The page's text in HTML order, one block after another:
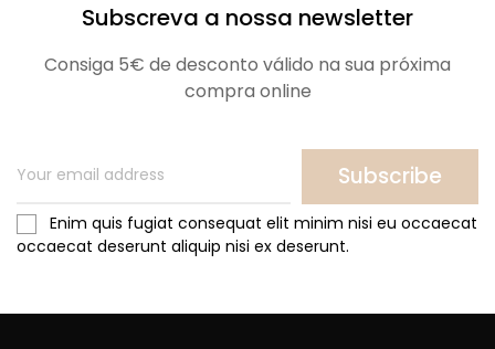
Subscreva a nossa newsletter
Consiga 5€ de desconto válido na sua próxima
compra online
Subscribe
Enim quis fugiat consequat elit minim nisi eu occaecat
occaecat deserunt aliquip nisi ex deserunt.